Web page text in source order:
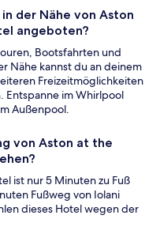
der Nähe von Aston
angeboten?
Bootsfahrten und
Nähe kannst du an deinem
Freizeitmöglichkeiten
Entspanne im Whirlpool
Außenpool.
von Aston at the
ist nur 5 Minuten zu Fuß
Fußweg von Iolani
dieses Hotel wegen der